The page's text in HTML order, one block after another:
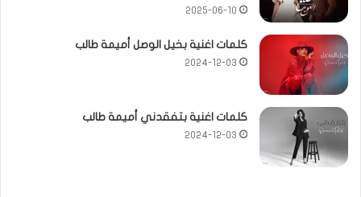
2025-06-10
كلمات اغنية بخيل الوصل أميمة طالب
2024-12-03
كلمات اغنية بتفقدني أميمة طالب
2024-12-03